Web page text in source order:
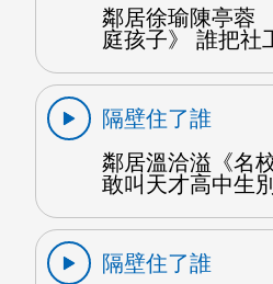
鄰居徐瑜陳亭蓉
庭孩子》 誰把社
隔壁住了誰
鄰居溫洽溢《名
敢叫天才高中生
隔壁住了誰